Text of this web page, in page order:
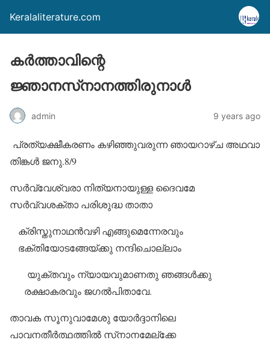
Keralaliterature.com
കര്‍ത്താവിന്റെ
ജ്ഞാനസ്‌നാനത്തിരുനാള്‍
admin 9 years ago
പ്രത്യക്ഷീകരണം കഴിഞ്ഞുവരുന്ന ഞായറാഴ്ച അഥവാ
തിങ്കള്‍ ജനു.8/9
സര്‍വ്വേശ്വരാ നിത്യനായുള്ള ദൈവമേ
സര്‍വ്വശക്താ പരിശുദ്ധ താതാ
ക്രിസ്തുനാഥന്‍വഴി എങ്ങുമെന്നേരവും
ഭക്തിയോടങ്ങേയ്ക്കു നന്ദിചൊല്ലാം
യുക്തവും ന്യായവുമാണതു ഞങ്ങള്‍ക്കു
രക്ഷാകരവും ജഗല്‍പിതാവേ.
താവക സൂനുവാമേശു യോര്‍ദ്ദാനിലെ
പാവനതീര്‍ത്ഥത്തില്‍ സ്‌നാനമേല്‌ക്കേ